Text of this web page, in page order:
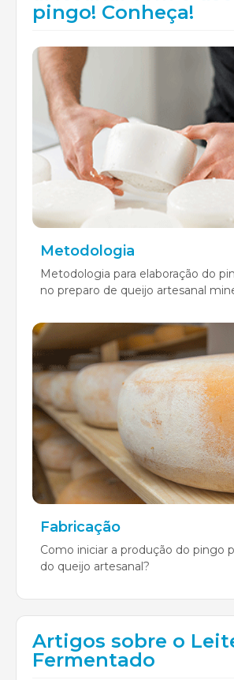
pingo! Conheça!
Metodologia
Metodologia para elaboração do
no preparo de queijo artesanal
Fabricação
Como iniciar a produção do pingo
do queijo artesanal?
Artigos sobre o
Fermentado